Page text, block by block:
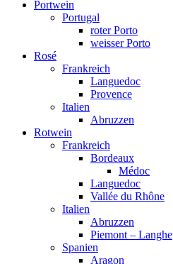
Portwein
Portugal
roter Porto
weisser Porto
Rosé
Frankreich
Languedoc
Provence
Italien
Abruzzen
Rotwein
Frankreich
Bordeaux
Médoc
Languedoc
Vallée du Rhône
Italien
Abruzzen
Piemont – Langhe
Spanien
Aragon